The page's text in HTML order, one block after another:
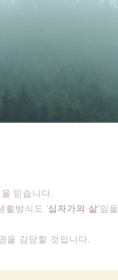
을 믿습니다.
방식도 ‘십자가의 삶’임을
을 감당할 것입니다.